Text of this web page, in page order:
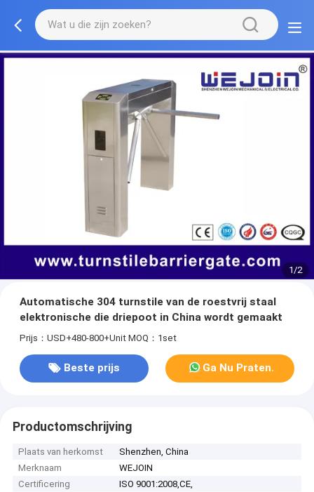
1/2
Automatische 304 turnstile van de roestvrij staal
elektronische die driepoot in China wordt gemaakt
Prijs：USD+480-800+Unit MOQ：1set
Beste prijs Ga Nu Praten.
Productomschrijving
Plaats van herkomst
Shenzhen, China
Merknaam
WEJOIN
Certificering
ISO 9001:2008,CE,